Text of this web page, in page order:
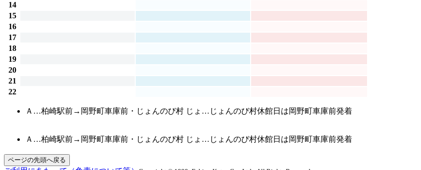
14
15
16
17
18
19
20
21
22
Ａ…柏崎駅前→岡野町車庫前・じょんのび村 じょ…じょんのび村休館日は岡野町車庫前発着
Ａ…柏崎駅前→岡野町車庫前・じょんのび村 じょ…じょんのび村休館日は岡野町車庫前発着
ページの先頭へ戻る